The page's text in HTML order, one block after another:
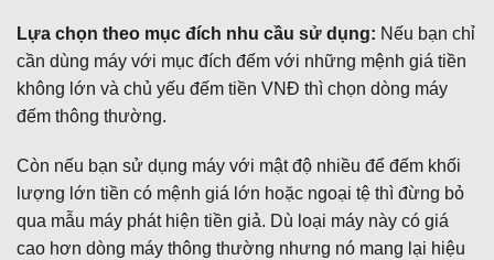
Lựa chọn theo mục đích nhu cầu sử dụng: Nếu bạn chỉ
cần dùng máy với mục đích đếm với những mệnh giá tiền
không lớn và chủ yếu đếm tiền VNĐ thì chọn dòng máy
đếm thông thường.
Còn nếu bạn sử dụng máy với mật độ nhiều để đếm khối
lượng lớn tiền có mệnh giá lớn hoặc ngoại tệ thì đừng bỏ
qua mẫu máy phát hiện tiền giả. Dù loại máy này có giá
cao hơn dòng máy thông thường nhưng nó mang lại hiệu